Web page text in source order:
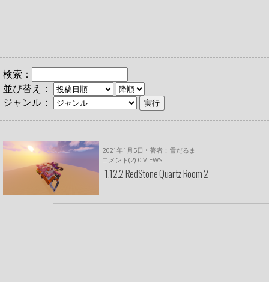
検索：
並び替え：
ジャンル：
2021年1月5日 • 著者：雪だるま
コメント(2) 0 VIEWS
1.12.2 RedStone Quartz Room 2